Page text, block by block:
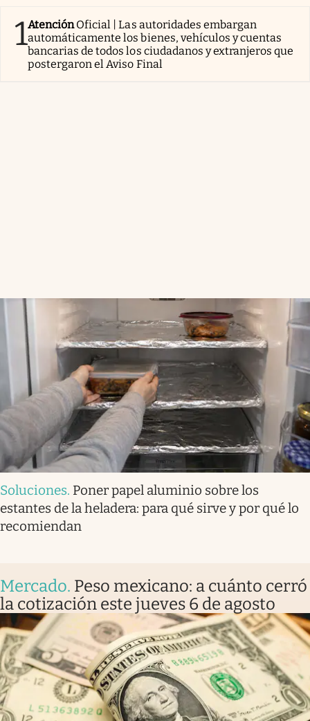
1AtenciónOficial | Las autoridades embargan
automáticamente los bienes, vehículos y cuentas
bancarias de todos los ciudadanos y extranjeros que
postergaron el Aviso Final
Soluciones. Poner papel aluminio sobre los
estantes de la heladera: para qué sirve y por qué lo
recomiendan
Mercado. Peso mexicano: a cuánto cerró
la cotización este jueves 6 de agosto